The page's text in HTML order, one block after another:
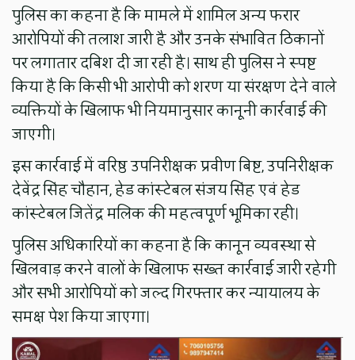
पुलिस का कहना है कि मामले में शामिल अन्य फरार
आरोपियों की तलाश जारी है और उनके संभावित ठिकानों
पर लगातार दबिश दी जा रही है। साथ ही पुलिस ने स्पष्ट
किया है कि किसी भी आरोपी को शरण या संरक्षण देने वाले
व्यक्तियों के खिलाफ भी नियमानुसार कानूनी कार्रवाई की
जाएगी।
इस कार्रवाई में वरिष्ठ उपनिरीक्षक प्रवीण बिष्ट, उपनिरीक्षक
देवेंद्र सिंह चौहान, हेड कांस्टेबल संजय सिंह एवं हेड
कांस्टेबल जितेंद्र मलिक की महत्वपूर्ण भूमिका रही।
पुलिस अधिकारियों का कहना है कि कानून व्यवस्था से
खिलवाड़ करने वालों के खिलाफ सख्त कार्रवाई जारी रहेगी
और सभी आरोपियों को जल्द गिरफ्तार कर न्यायालय के
समक्ष पेश किया जाएगा।